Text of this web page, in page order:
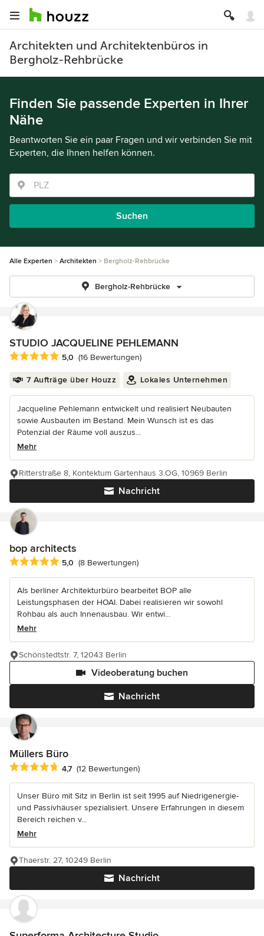
Architekten und Architektenbüros in
Bergholz-Rehbrücke
Finden Sie passende Experten in Ihrer
Nähe
Beantworten Sie ein paar Fragen und wir verbinden Sie mit
Experten, die Ihnen helfen können.
Suchen
Alle Experten Architekten Bergholz-Rehbrücke
Bergholz-Rehbrücke
STUDIO JACQUELINE PEHLEMANN
Durchschnittliche Bewertung: 5 von 5 Sternen
5,0 (16 Bewertungen)
7 Aufträge über Houzz Lokales Unternehmen
Jacqueline Pehlemann entwickelt und realisiert Neubauten
sowie Ausbauten im Bestand. Mein Wunsch ist es das
Potenzial der Räume voll auszus...
Mehr
Nachricht
Ritterstraße 8, Kontektum Gartenhaus 3.OG, 10969 Berlin
bop architects
Durchschnittliche Bewertung: 5 von 5 Sternen
5,0 (8 Bewertungen)
Als berliner Architekturbüro bearbeitet BOP alle
Leistungsphasen der HOAI. Dabei realisieren wir sowohl
Rohbau als auch Innenausbau. Wir entwi...
Mehr
Nachricht
Videoberatung buchen
Schönstedtstr. 7, 12043 Berlin
Müllers Büro
Durchschnittliche Bewertung: 4.7 von 5 Sternen
4,7 (12 Bewertungen)
Unser Büro mit Sitz in Berlin ist seit 1995 auf Niedrigenergie-
und Passivhäuser spezialisiert. Unsere Erfahrungen in diesem
Bereich reichen v...
Mehr
Nachricht
Thaerstr. 27, 10249 Berlin